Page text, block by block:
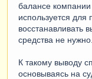
балансе компании
используется для
восстанавливать
средства не нужно.
К такому выводу
основываясь на